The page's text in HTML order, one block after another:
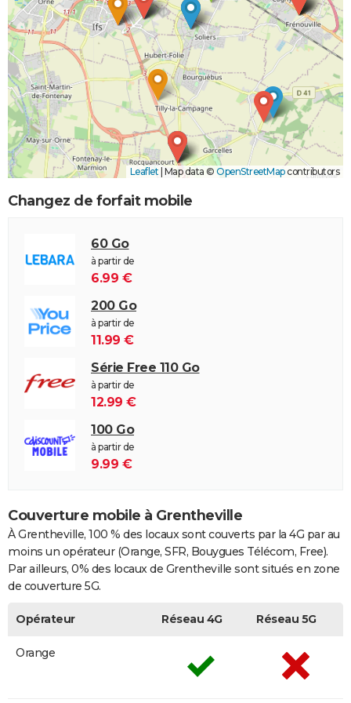
Leaflet Map data © OpenStreetMapcontributors
Changez de forfait mobile
60 Go
à partir de
6.99 €
200 Go
à partir de
11.99 €
Série Free 110 Go
à partir de
12.99 €
100 Go
à partir de
9.99 €
Couverture mobile à Grentheville
À Grentheville, 100 % des locaux sont couverts par la 4G par au
moins un opérateur (Orange, SFR, Bouygues Télécom, Free).
Par ailleurs, 0% des locaux de Grentheville sont situés en zone
de couverture 5G.
Opérateur Réseau 4G Réseau 5G
Orange